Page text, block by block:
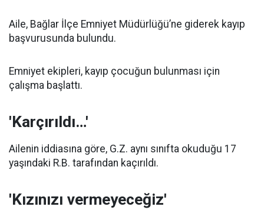
Aile, Bağlar İlçe Emniyet Müdürlüğü’ne giderek kayıp
başvurusunda bulundu.
Emniyet ekipleri, kayıp çocuğun bulunması için
çalışma başlattı.
'Karçırıldı…'
Ailenin iddiasına göre, G.Z. aynı sınıfta okuduğu 17
yaşındaki R.B. tarafından kaçırıldı.
'Kızınızı vermeyeceğiz'